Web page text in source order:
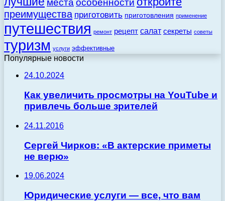
местаособенности
преимущества приготовить приготовления применение
путешествия ремонт рецепт салат секреты советы
туризм услуги эффективные
Популярные новости
24.10.2024
Как увеличить просмотры на YouTube и
привлечь больше зрителей
24.11.2016
Сергей Чирков: «В актерские приметы
не верю»
19.06.2024
Юридические услуги — все, что вам